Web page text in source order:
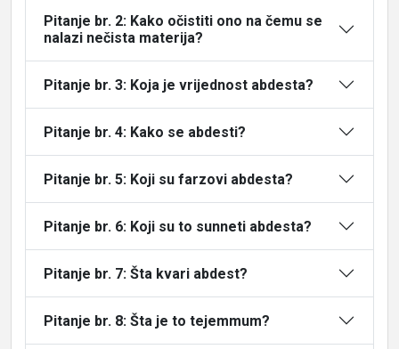
Languages
Pitanje br. 2: Kako očistiti ono na čemu se
nalazi nečista materija?
Pitanje br. 3: Koja je vrijednost abdesta?
Pitanje br. 4: Kako se abdesti?
Pitanje br. 5: Koji su farzovi abdesta?
Pitanje br. 6: Koji su to sunneti abdesta?
Pitanje br. 7: Šta kvari abdest?
Pitanje br. 8: Šta je to tejemmum?